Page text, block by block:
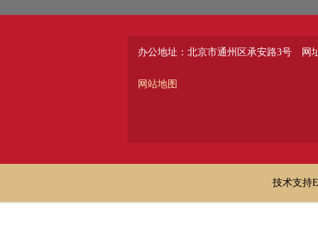
办公地址：北京市通州区承安路3号
网站地图
网
技术支持